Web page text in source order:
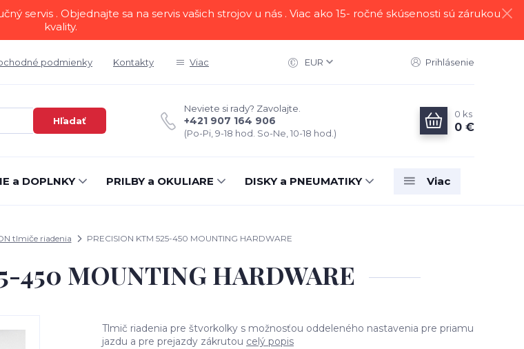
servis . Objednajte sa na servis vašich strojov u nás . Viac ako 15- ročné skúsenosti sú zárukou
kvality.
podmienky Kontakty Viac EUR Prihlásenie
Hľadať
Neviete si rady? Zavolajte.
+421 907 164 906
(Po-Pi, 9-18 hod. So-Ne, 10-18 hod.)
0 ks
0 €
a DOPLNKY PRILBY a OKULIARE DISKY a PNEUMATIKY Viac
tlmiče riadenia PRECISION KTM 525-450 MOUNTING HARDWARE
450 MOUNTING HARDWARE
Tlmič riadenia pre štvorkolky s možnosťou oddeleného nastavenia pre priamu
jazdu a pre prejazdy zákrutou celý popis